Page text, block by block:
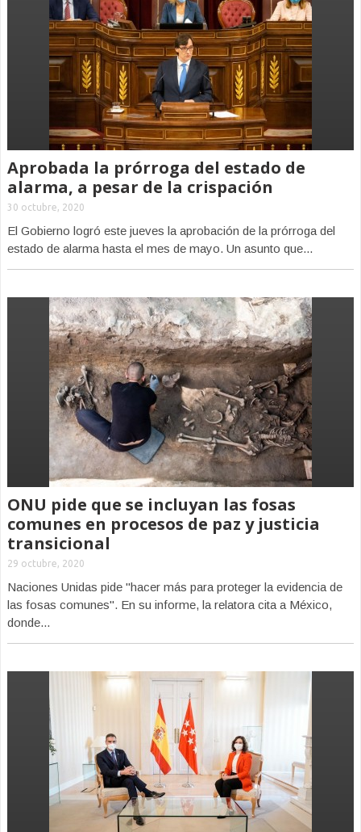
Aprobada la prórroga del estado de
alarma, a pesar de la crispación
30 octubre, 2020
El Gobierno logró este jueves la aprobación de la prórroga del
estado de alarma hasta el mes de mayo. Un asunto que...
ONU pide que se incluyan las fosas
comunes en procesos de paz y justicia
transicional
29 octubre, 2020
Naciones Unidas pide "hacer más para proteger la evidencia de
las fosas comunes". En su informe, la relatora cita a México,
donde...